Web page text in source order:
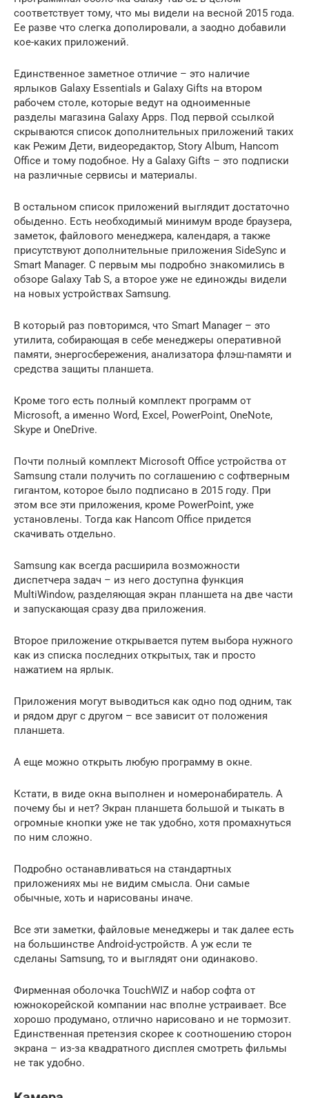
соответствует тому, что мы видели на весной 2015 года.
Ее разве что слегка дополировали, а заодно добавили
кое-каких приложений.
Единственное заметное отличие – это наличие
ярлыков Galaxy Essentials и Galaxy Gifts на втором
рабочем столе, которые ведут на одноименные
разделы магазина Galaxy Apps. Под первой ссылкой
скрываются список дополнительных приложений таких
как Режим Дети, видеоредактор, Story Album, Hancom
Office и тому подобное. Ну а Galaxy Gifts – это подписки
на различные сервисы и материалы.
В остальном список приложений выглядит достаточно
обыденно. Есть необходимый минимум вроде браузера,
заметок, файлового менеджера, календаря, а также
присутствуют дополнительные приложения SideSync и
Smart Manager. С первым мы подробно знакомились в
обзоре Galaxy Tab S, а второе уже не единожды видели
на новых устройствах Samsung.
В который раз повторимся, что Smart Manager – это
утилита, собирающая в себе менеджеры оперативной
памяти, энергосбережения, анализатора флэш-памяти и
средства защиты планшета.
Кроме того есть полный комплект программ от
Microsoft, а именно Word, Excel, PowerPoint, OneNote,
Skype и OneDrive.
Почти полный комплект Microsoft Office устройства от
Samsung стали получить по соглашению с софтверным
гигантом, которое было подписано в 2015 году. При
этом все эти приложения, кроме PowerPoint, уже
установлены. Тогда как Hancom Office придется
скачивать отдельно.
Samsung как всегда расширила возможности
диспетчера задач – из него доступна функция
MultiWindow, разделяющая экран планшета на две части
и запускающая сразу два приложения.
Второе приложение открывается путем выбора нужного
как из списка последних открытых, так и просто
нажатием на ярлык.
Приложения могут выводиться как одно под одним, так
и рядом друг с другом – все зависит от положения
планшета.
А еще можно открыть любую программу в окне.
Кстати, в виде окна выполнен и номеронабиратель. А
почему бы и нет? Экран планшета большой и тыкать в
огромные кнопки уже не так удобно, хотя промахнуться
по ним сложно.
Подробно останавливаться на стандартных
приложениях мы не видим смысла. Они самые
обычные, хоть и нарисованы иначе.
Все эти заметки, файловые менеджеры и так далее есть
на большинстве Android-устройств. А уж если те
сделаны Samsung, то и выглядят они одинаково.
Фирменная оболочка TouchWIZ и набор софта от
южнокорейской компании нас вполне устраивает. Все
хорошо продумано, отлично нарисовано и не тормозит.
Единственная претензия скорее к соотношению сторон
экрана – из-за квадратного дисплея смотреть фильмы
не так удобно.